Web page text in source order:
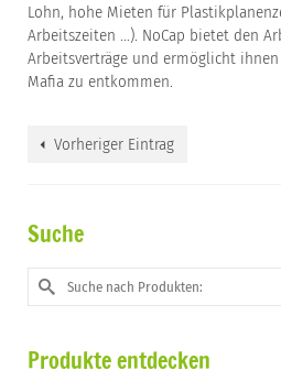
Lohn, hohe Mieten für
Arbeitszeiten …). NoCap bietet den
Arbeitsverträge und ermöglicht
Mafia zu entkommen.
Vorheriger Eintrag
Suche
Suche
nach:
Produkte entdecken